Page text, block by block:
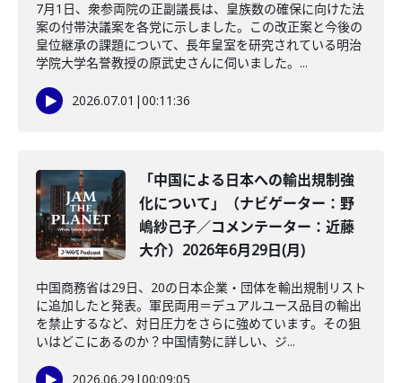
7月1日、衆参両院の正副議長は、皇族数の確保に向けた法
案の付帯決議案を各党に示しました。この改正案と今後の
皇位継承の課題について、長年皇室を研究されている明治
学院大学名誉教授の原武史さんに伺いました。...
2026.07.01 |00:11:36
「中国による日本への輸出規制強
化について」（ナビゲーター：野
嶋紗己子／コメンテーター：近藤
大介）2026年6月29日(月)
中国商務省は29日、20の日本企業・団体を輸出規制リスト
に追加したと発表。軍民両用＝デュアルユース品目の輸出
を禁止するなど、対日圧力をさらに強めています。その狙
いはどこにあるのか？中国情勢に詳しい、ジ...
2026.06.29 |00:09:05